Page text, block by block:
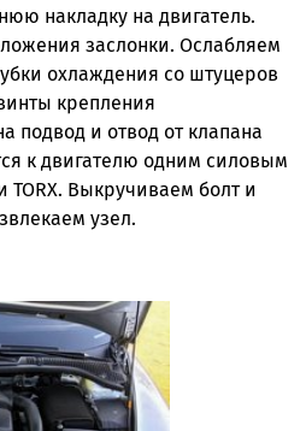
накладку на двигатель.
заслонки. Ослабляем
охлаждения со штуцеров
крепления
подвод и отвод от клапана
к двигателю одним силовым
TORX. Выкручиваем болт и
узел.